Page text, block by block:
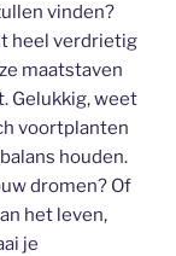
vinden?
heel verdrietig
maatstaven
Gelukkig, weet
voortplanten
houden.
dromen? Of
het leven,
je